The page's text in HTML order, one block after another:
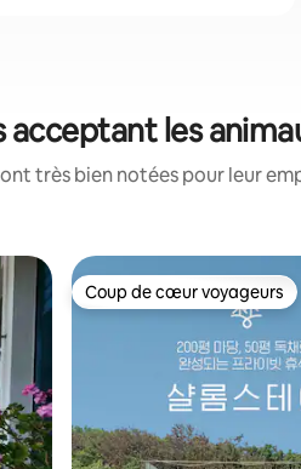
acceptant les
très bien notées pour leur
Coup de cœur voyageurs
Coup de cœur voyageurs